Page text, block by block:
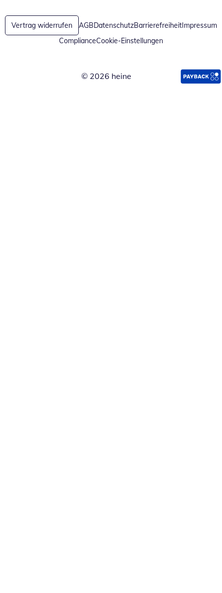
Vertrag widerrufen AGBDatenschutzBarrierefreiheitImpressum
ComplianceCookie-Einstellungen
© 2026 heine